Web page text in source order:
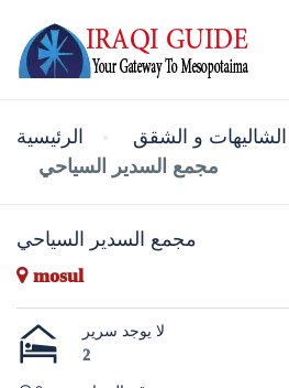
الرئيسية الشاليهات و الشقق
مجمع السدير السياحي
مجمع السدير السياحي
mosul
لا يوجد سرير
2